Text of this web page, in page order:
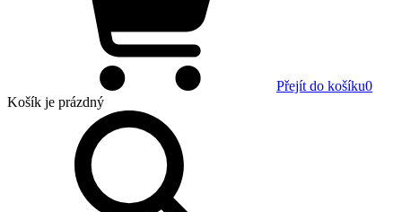
Přejít do košíku0
Košík je prázdný